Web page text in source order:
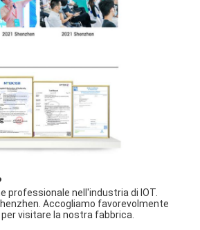
professionale nell'industria di IOT.
Accogliamo favorevolmente
visitare la nostra fabbrica.